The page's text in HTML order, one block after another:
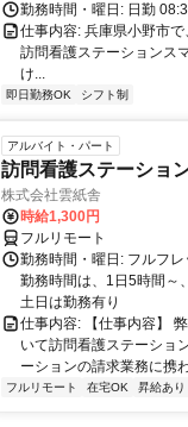
勤務時間・曜日: 日勤
仕事内容: 兵庫県小野市
訪問看護ステーションス
け...
即日勤務OK シフト制
アルバイト・パート
訪問看護ステーショ
株式会社雲紙舎
時給1,300円
フルリモート
勤務時間・曜日: フルフ
勤務時間は、1日5時間～
土日は勤務有り
仕事内容: 【仕事内容】
いて訪問看護ステーショ
ーションの請求業務に携
フルリモート 在宅OK 昇給あり